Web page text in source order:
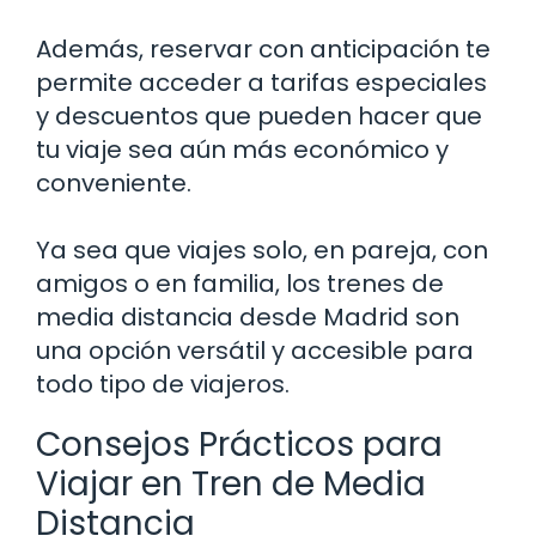
Además, reservar con anticipación te
permite acceder a tarifas especiales
y descuentos que pueden hacer que
tu viaje sea aún más económico y
conveniente.
Ya sea que viajes solo, en pareja, con
amigos o en familia, los trenes de
media distancia desde Madrid son
una opción versátil y accesible para
todo tipo de viajeros.
Consejos Prácticos para
Viajar en Tren de Media
Distancia